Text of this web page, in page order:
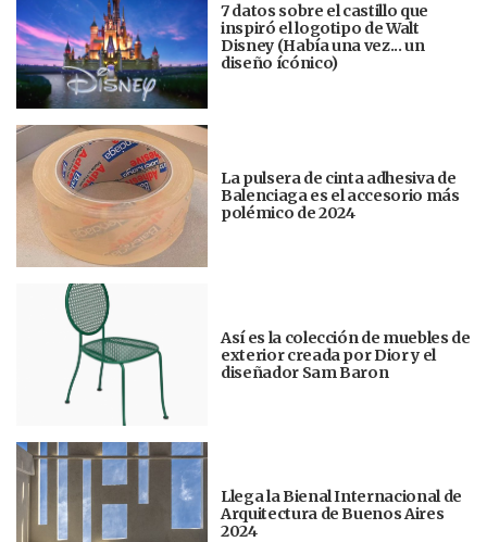
7 datos sobre el castillo que
inspiró el logotipo de Walt
Disney (Había una vez... un
diseño ícónico)
La pulsera de cinta adhesiva de
Balenciaga es el accesorio más
polémico de 2024
Así es la colección de muebles de
exterior creada por Dior y el
diseñador Sam Baron
Llega la Bienal Internacional de
Arquitectura de Buenos Aires
2024